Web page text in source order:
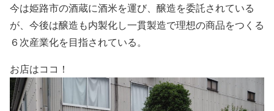
今は姫路市の酒蔵に酒米を運び、醸造を委託されている
が、今後は醸造も内製化し一貫製造で理想の商品をつくる
６次産業化を目指されている。
お店はココ！